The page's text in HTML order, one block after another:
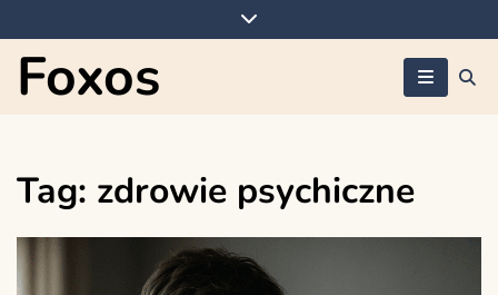
to
content
Foxos
Tag: zdrowie psychiczne